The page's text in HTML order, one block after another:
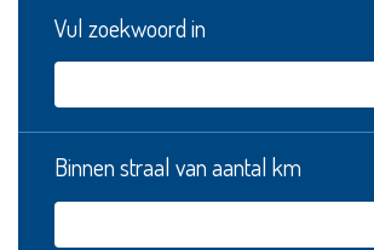
Vul zoekwoord in
Binnen straal van aantal km